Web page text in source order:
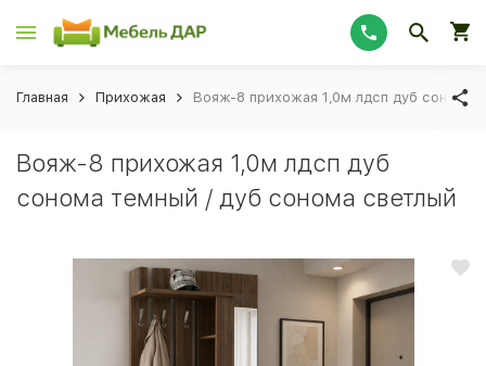
Главная Прихожая Вояж-8 прихожая 1,0м лдсп дуб сонома
Вояж-8 прихожая 1,0м лдсп дуб
сонома темный / дуб сонома светлый